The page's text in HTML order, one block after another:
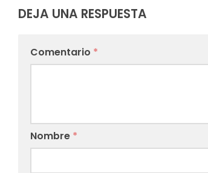
DEJA UNA RESPUESTA
Comentario *
Nombre *